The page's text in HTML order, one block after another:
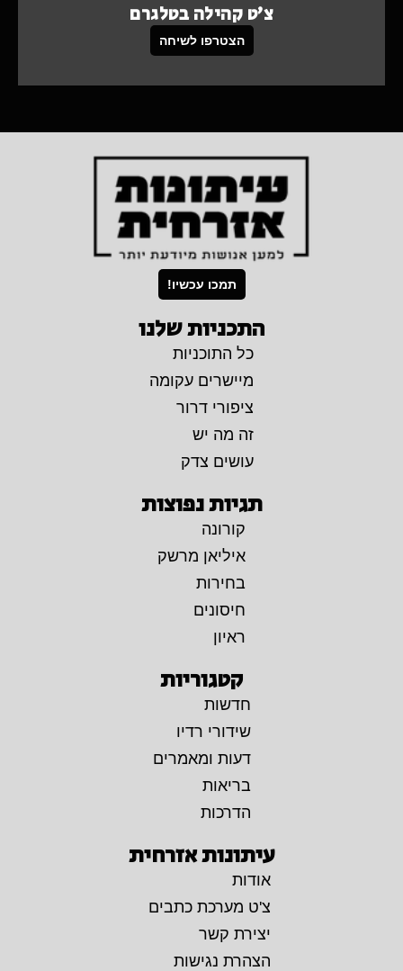
צ'ט קהילה בטלגרם
הצטרפו לשיחה
תמכו עכשיו!
התכניות שלנו
כל התוכניות
מיישרים עקומה
ציפורי דרור
זה מה יש
עושים צדק
תגיות נפוצות
קורונה
איליאן מרשק
בחירות
חיסונים
ראיון
קטגוריות
חדשות
שידורי רדיו
דעות ומאמרים
בריאות
הדרכות
עיתונות אזרחית
אודות
צ'ט מערכת כתבים
יצירת קשר
הצהרת נגישות